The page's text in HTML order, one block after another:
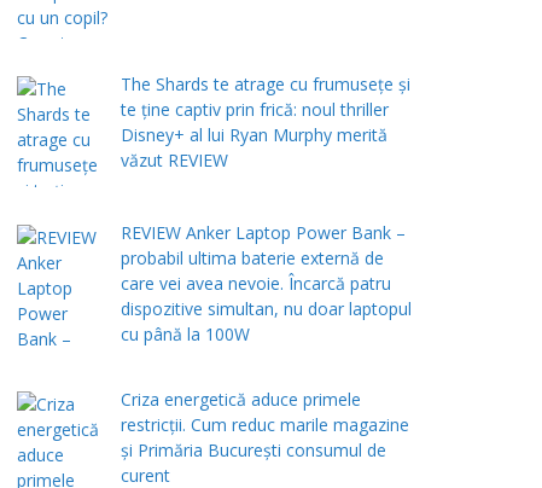
The Shards te atrage cu frumusețe și
te ține captiv prin frică: noul thriller
Disney+ al lui Ryan Murphy merită
văzut REVIEW
REVIEW Anker Laptop Power Bank –
probabil ultima baterie externă de
care vei avea nevoie. Încarcă patru
dispozitive simultan, nu doar laptopul
cu până la 100W
Criza energetică aduce primele
restricții. Cum reduc marile magazine
și Primăria București consumul de
curent